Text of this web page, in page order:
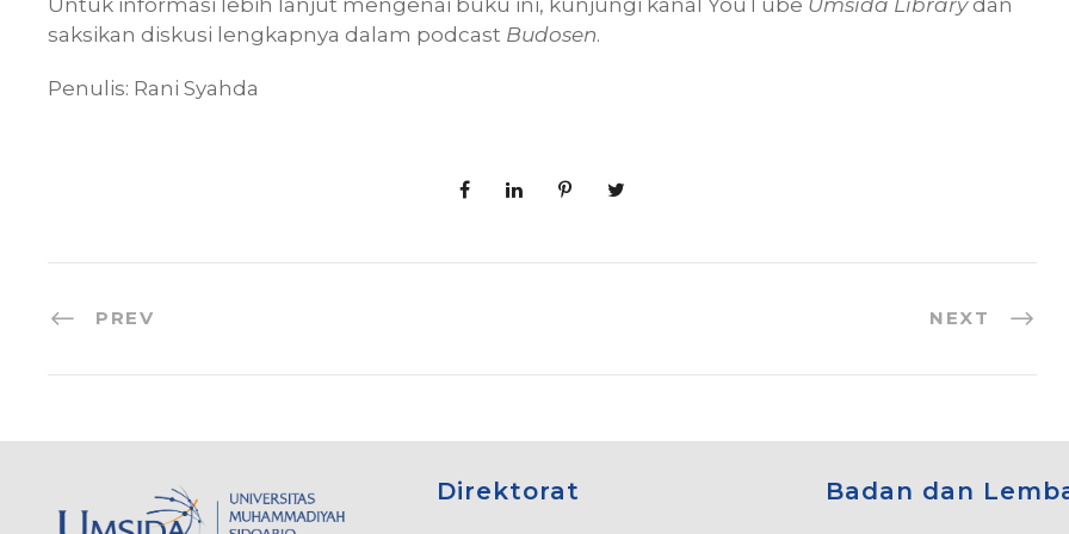
Untuk informasi lebih lanjut mengenai buku ini, kunjungi kanal YouTube Umsida Librarydan
saksikan diskusi lengkapnya dalam podcast Budosen.
Penulis: Rani Syahda
PREV NEXT
Direktorat Badan dan